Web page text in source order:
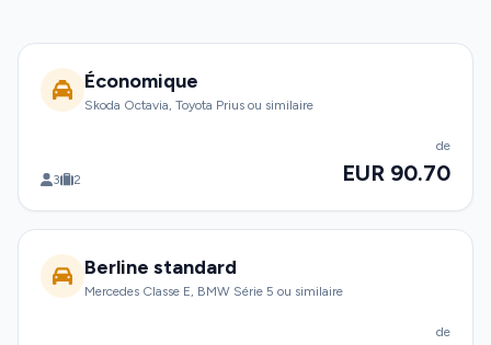
Économique
Skoda Octavia, Toyota Prius ou similaire
3 2
de
EUR 90.70
Berline standard
Mercedes Classe E, BMW Série 5 ou similaire
de